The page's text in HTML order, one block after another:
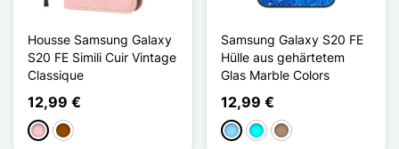
Housse Samsung Galaxy
S20 FE Simili Cuir Vintage
Classique
12,99 €
PinkBraun
Samsung Galaxy S20 FE
Hülle aus gehärtetem
Glas Marble Colors
12,99 €
Hellblau
CyanTaupe